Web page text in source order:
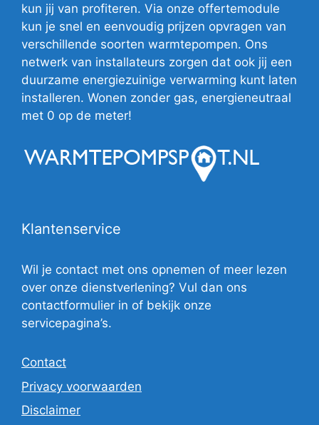
kun jij van profiteren. Via onze offertemodule
kun je snel en eenvoudig prijzen opvragen van
verschillende soorten warmtepompen. Ons
netwerk van installateurs zorgen dat ook jij een
duurzame energiezuinige verwarming kunt laten
installeren. Wonen zonder gas, energieneutraal
met 0 op de meter!
Klantenservice
Wil je contact met ons opnemen of meer lezen
over onze dienstverlening? Vul dan ons
contactformulier in of bekijk onze
servicepagina’s.
Contact
Privacy voorwaarden
Disclaimer